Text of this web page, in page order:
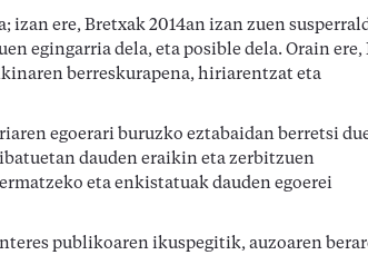
izan ere, Bretxak 2014an izan zuen
egingarria dela, eta posible dela. Orain ere,
berreskurapena, hiriarentzat eta
egoerari buruzko eztabaidan berretsi
dauden eraikin eta zerbitzuen
eta enkistatuak dauden egoerei
publikoaren ikuspegitik, auzoaren